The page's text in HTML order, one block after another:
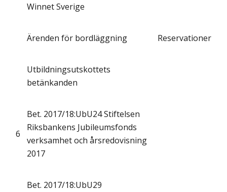
Winnet Sverige
Ärenden för bordläggning Reservationer
Utbildningsutskottets
betänkanden
6
Bet. 2017/18:UbU24 Stiftelsen
Riksbankens Jubileumsfonds
verksamhet och årsredovisning
2017
Bet. 2017/18:UbU29